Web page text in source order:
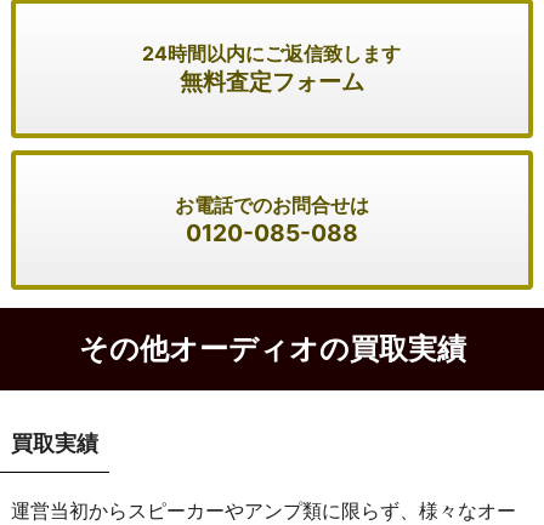
24時間以内にご返信致します
無料査定フォーム
お電話でのお問合せは
0120-085-088
その他オーディオの買取実績
買取実績
運営当初からスピーカーやアンプ類に限らず、様々なオー